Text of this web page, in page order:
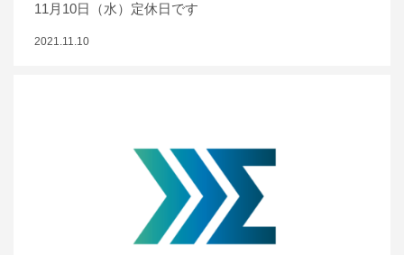
11月10日（水）定休日です
2021.11.10